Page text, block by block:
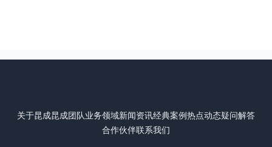
关于昆成昆成团队业务领域新闻资讯经典案例热点动态疑问解答
合作伙伴联系我们